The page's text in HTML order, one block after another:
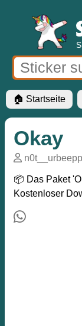
🏠 Startseite
Okay
n0t__urbeepp
📦 Das Paket
Kostenloser